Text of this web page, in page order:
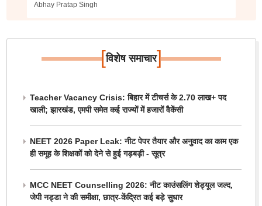
Abhay Pratap Singh
[विशेष समाचार]
Teacher Vacancy Crisis: बिहार में टीचर्स के 2.70 लाख+ पद
खाली; झारखंड, एमपी समेत कई राज्यों में हजारों वैकेंसी
NEET 2026 Paper Leak: नीट पेपर तैयार और अनुवाद का काम एक
ही समूह के शिक्षकों को देने से हुई गड़बड़ी - सूत्र
MCC NEET Counselling 2026: नीट काउंसलिंग शेड्यूल जल्द,
जेपी नड्डा ने की समीक्षा, छात्र-केंद्रित कई बड़े सुधार